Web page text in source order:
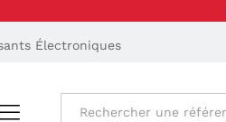
Électroniques
Tout